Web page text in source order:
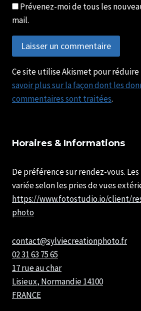
Prévenez-moi de tous les
mail.
Ce site utilise Akismet pour réduire
savoir plus sur la façon dont les
commentaires sont traitées.
Horaires & Informations
De préférence sur rendez-vous.
variée selon les pries de vues
https://www.fotostudio.io/client/
photo
contact@sylviecreationphoto.fr
02 31 63 75 65
17 rue au char
Lisieux, Normandie14100
FRANCE